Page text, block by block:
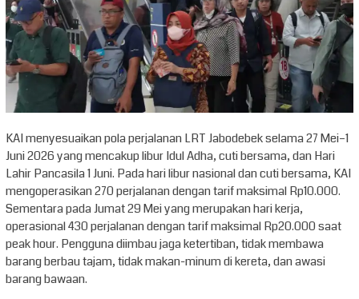
KAI menyesuaikan pola perjalanan LRT Jabodebek selama 27 Mei–1
Juni 2026 yang mencakup libur Idul Adha, cuti bersama, dan Hari
Lahir Pancasila 1 Juni. Pada hari libur nasional dan cuti bersama, KAI
mengoperasikan 270 perjalanan dengan tarif maksimal Rp10.000.
Sementara pada Jumat 29 Mei yang merupakan hari kerja,
operasional 430 perjalanan dengan tarif maksimal Rp20.000 saat
peak hour. Pengguna diimbau jaga ketertiban, tidak membawa
barang berbau tajam, tidak makan-minum di kereta, dan awasi
barang bawaan.